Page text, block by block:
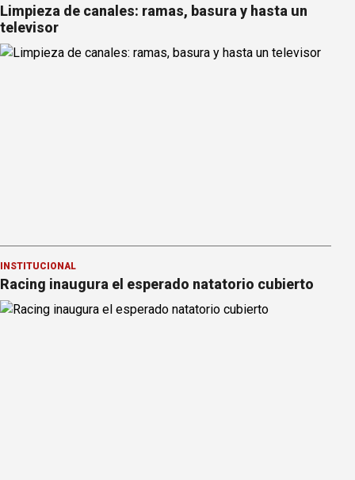
Limpieza de canales: ramas, basura y hasta un
televisor
INSTITUCIONAL
Racing inaugura el esperado natatorio cubierto